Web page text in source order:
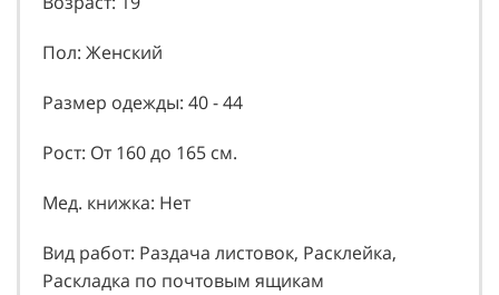
Возраст: 19
Пол: Женский
Размер одежды: 40 - 44
Рост: От 160 до 165 см.
Мед. книжка: Нет